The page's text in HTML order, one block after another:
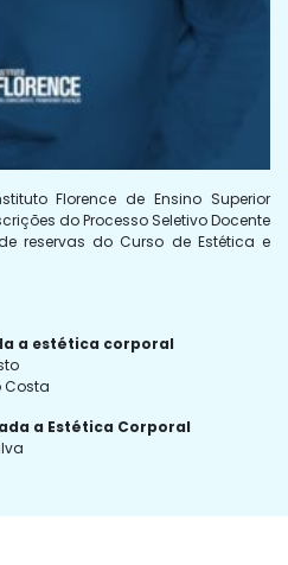
Florence de Ensino Superior
do Processo Seletivo Docente
reservas do Curso de Estética e
a estética corporal
Costa
a Estética Corporal